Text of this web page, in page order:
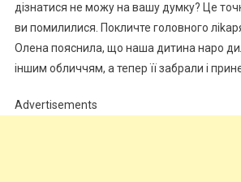
дізнатися не можу на вашу думку? Це
ви помилилися. Покличте головного
Олена пояснила, що наша дитина наро
іншим обличчям, а тепер її забрали і
Advertisements